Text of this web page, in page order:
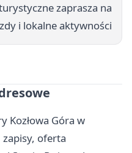
zaprasza na
i lokalne aktywności
Kozłowa Góra w
zapisy, oferta